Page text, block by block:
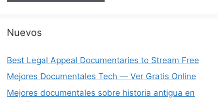
Nuevos
Best Legal Appeal Documentaries to Stream Free
Mejores Documentales Tech — Ver Gratis Online
Mejores documentales sobre historia antigua en